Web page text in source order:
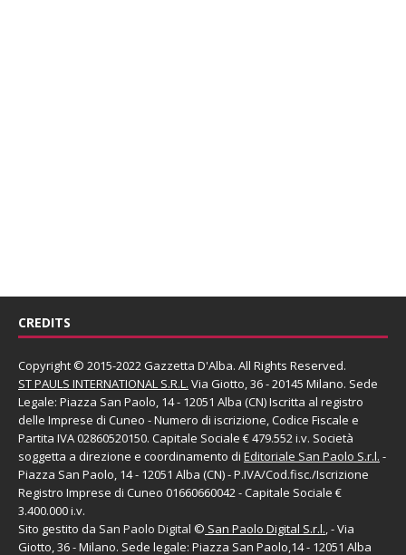
CREDITS
Copyright © 2015-2022 Gazzetta D'Alba. All Rights Reserved.
ST PAULS INTERNATIONAL S.R.L. Via Giotto, 36 - 20145 Milano. Sede
Legale: Piazza San Paolo, 14 - 12051 Alba (CN) Iscritta al registro
delle Imprese di Cuneo - Numero di iscrizione, Codice Fiscale e
Partita IVA 02860520150. Capitale Sociale € 479.552 i.v. Società
soggetta a direzione e coordinamento di Editoriale San Paolo S.r.l. -
Piazza San Paolo, 14 - 12051 Alba (CN) - P.IVA/Cod.fisc./Iscrizione
Registro Imprese di Cuneo 01660660042 - Capitale Sociale €
3.400.000 i.v.
Sito gestito da San Paolo Digital © San Paolo Digital S.r.l., - Via
Giotto, 36 - Milano. Sede legale: Piazza San Paolo,14 - 12051 Alba